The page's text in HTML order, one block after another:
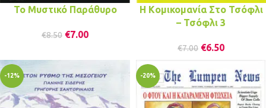
Το Μυστικό Παράθυρο
€8.50 €7.00
H Kομικομανία Στο Τσόφλι
– Τσόφλι 3
€7.00 €6.50
-12% -20%